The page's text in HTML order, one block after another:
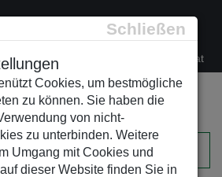
Schließen
Cookies, um bestmögliche
zu können. Sie haben die
von nicht-
zu unterbinden. Weitere
Umgang mit Cookies und
dieser Website finden Sie in
+43/1/470 37 00 office@leso.at